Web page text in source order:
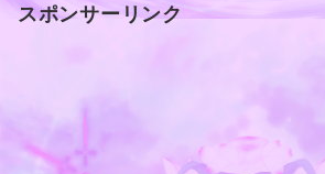
スポンサーリンク